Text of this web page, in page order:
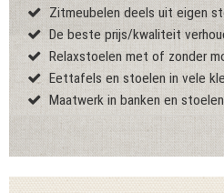
Zitmeubelen deels uit eigen
De beste prijs/kwaliteit
Relaxstoelen met of zonder
Eettafels en stoelen in vele
Maatwerk in banken en